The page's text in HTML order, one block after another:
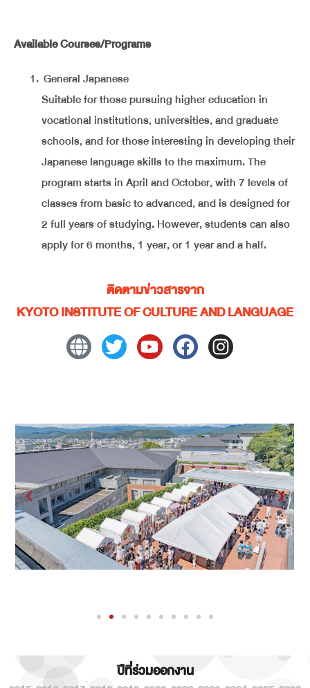
Available Courses/Programs
General Japanese
Suitable for those pursuing higher education in
vocational institutions, universities, and graduate
schools, and for those interesting in developing their
Japanese language skills to the maximum. The
program starts in April and October, with 7 levels of
classes from basic to advanced, and is designed for
2 full years of studying. However, students can also
apply for 6 months, 1 year, or 1 year and a half.
ติดตามข่าวสารจาก
KYOTO INSTITUTE OF CULTURE AND LANGUAGE
ปีที่ร่วมออกงาน